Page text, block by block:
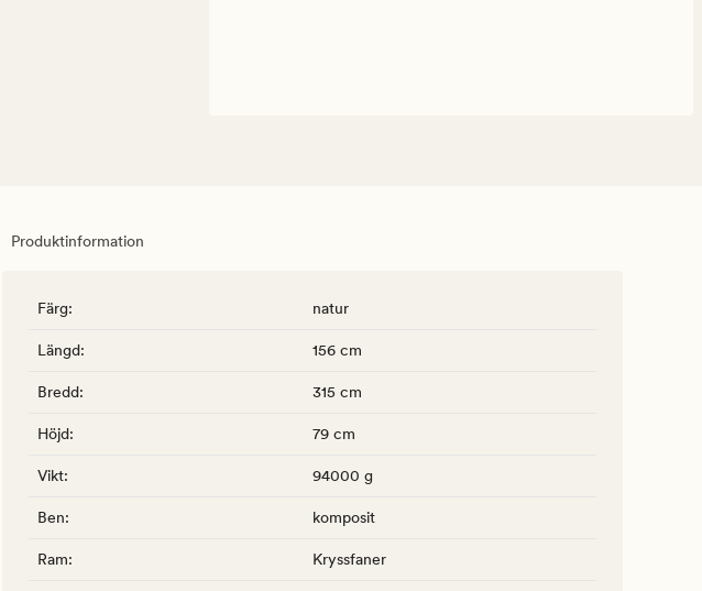
Produktinformation
Färg: natur
Längd: 156 cm
Bredd: 315 cm
Höjd: 79 cm
Vikt: 94000 g
Ben: komposit
Ram: Kryssfaner